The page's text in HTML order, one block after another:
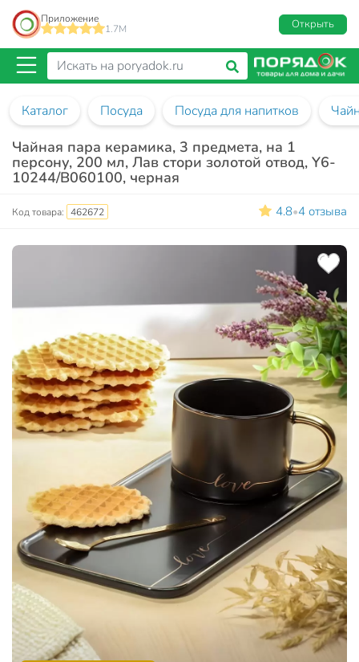
Приложение
1.7M
Открыть
Каталог Посуда Посуда для напитков
Чайная пара керамика, 3 предмета, на 1
персону, 200 мл, Лав стори золотой отвод, Y6-
10244/B060100, черная
Код товара: 462672 4.8•4 отзыва